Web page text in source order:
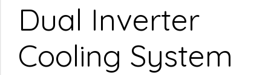
Dual Inverter
Cooling System